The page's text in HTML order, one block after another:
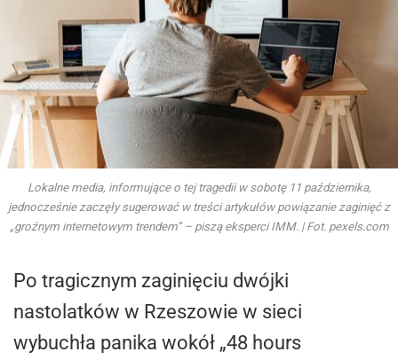
Lokalne media, informujące o tej tragedii w sobotę 11 października,
jednocześnie zaczęły sugerować w treści artykułów powiązanie zaginięć z
„groźnym internetowym trendem” – piszą eksperci IMM. | Fot. pexels.com
Po tragicznym zaginięciu dwójki
nastolatków w Rzeszowie w sieci
wybuchła panika wokół „48 hours